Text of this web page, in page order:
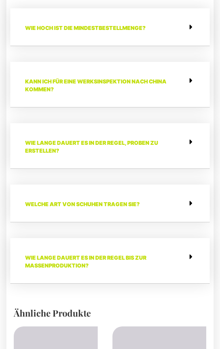
WIE HOCH IST DIE MINDESTBESTELLMENGE?
KANN ICH FÜR EINE WERKSINSPEKTION NACH CHINA
KOMMEN?
WIE LANGE DAUERT ES IN DER REGEL, PROBEN ZU
ERSTELLEN?
WELCHE ART VON SCHUHEN TRAGEN SIE?
WIE LANGE DAUERT ES IN DER REGEL BIS ZUR
MASSENPRODUKTION?
Ähnliche Produkte